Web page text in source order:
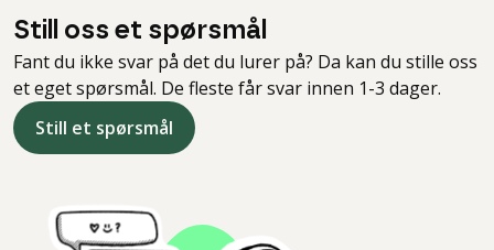
Still oss et spørsmål
Fant du ikke svar på det du lurer på? Da kan du stille oss
et eget spørsmål. De fleste får svar innen 1-3 dager.
Still et spørsmål